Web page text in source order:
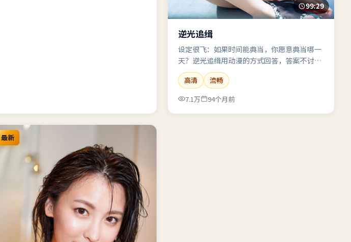
99:29
逆光追缉
设定很飞：如果时间能典当，你愿意典当哪一
天？逆光追缉用动漫的方式回答，答案不讨
喜，但真实。
高清
流畅
7.1万
94个月前
最新